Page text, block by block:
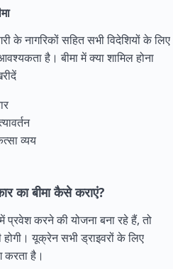
के नागरिकों सहित सभी विदेशियों के लिए
है। बीमा में क्या शामिल होना
व्यय
का बीमा कैसे कराएं?
करने की योजना बना रहे हैं, तो
यूक्रेन सभी ड्राइवरों के लिए
करता है।